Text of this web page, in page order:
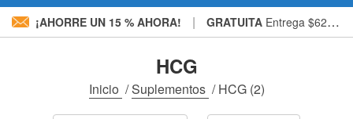
¡AHORRE UN 15 % AHORA! | GRATUITA Entrega $62.900 »
HCG
Inicio /Suplementos /HCG(2)